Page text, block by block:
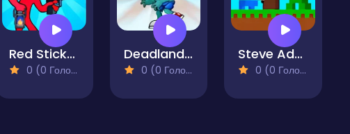
Red Stickman vs Monster School 2
0 (0 Голосів)
Deadland Adventure
0 (0 Голосів)
Steve Adventurecraft
0 (0 Голосів)